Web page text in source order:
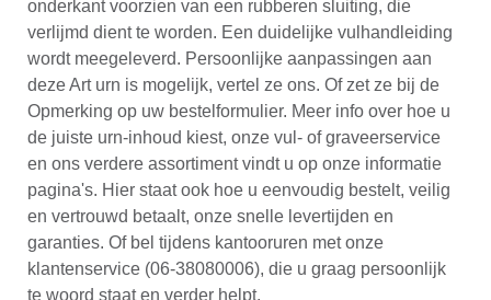
onderkant voorzien van een rubberen sluiting, die
verlijmd dient te worden. Een duidelijke vulhandleiding
wordt meegeleverd. Persoonlijke aanpassingen aan
deze Art urn is mogelijk, vertel ze ons. Of zet ze bij de
Opmerking op uw bestelformulier. Meer info over hoe u
de juiste urn-inhoud kiest, onze vul- of graveerservice
en ons verdere assortiment vindt u op onze informatie
pagina's. Hier staat ook hoe u eenvoudig bestelt, veilig
en vertrouwd betaalt, onze snelle levertijden en
garanties. Of bel tijdens kantooruren met onze
klantenservice (06-38080006), die u graag persoonlijk
te woord staat en verder helpt.